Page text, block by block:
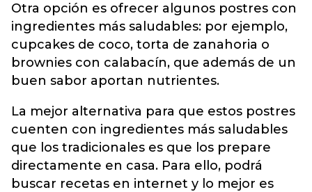
Otra opción es ofrecer algunos postres con
ingredientes más saludables: por ejemplo,
cupcakes de coco, torta de zanahoria o
brownies con calabacín, que además de un
buen sabor aportan nutrientes.
La mejor alternativa para que estos postres
cuenten con ingredientes más saludables
que los tradicionales es que los prepare
directamente en casa. Para ello, podrá
buscar recetas en internet y lo mejor es